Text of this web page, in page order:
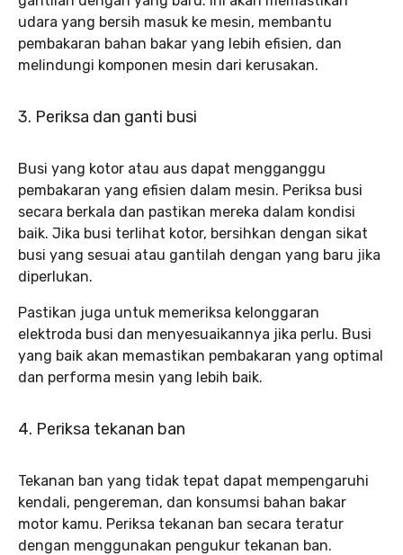
udara yang bersih masuk ke mesin, membantu
pembakaran bahan bakar yang lebih efisien, dan
melindungi komponen mesin dari kerusakan.
3. Periksa dan ganti busi
Busi yang kotor atau aus dapat mengganggu
pembakaran yang efisien dalam mesin. Periksa busi
secara berkala dan pastikan mereka dalam kondisi
baik. Jika busi terlihat kotor, bersihkan dengan sikat
busi yang sesuai atau gantilah dengan yang baru jika
diperlukan.
Pastikan juga untuk memeriksa kelonggaran
elektroda busi dan menyesuaikannya jika perlu. Busi
yang baik akan memastikan pembakaran yang optimal
dan performa mesin yang lebih baik.
4. Periksa tekanan ban
Tekanan ban yang tidak tepat dapat mempengaruhi
kendali, pengereman, dan konsumsi bahan bakar
motor kamu. Periksa tekanan ban secara teratur
dengan menggunakan pengukur tekanan ban.